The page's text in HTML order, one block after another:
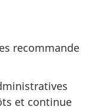
recommande
et continue